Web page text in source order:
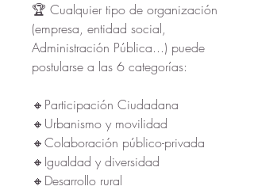
🏆 Cualquier tipo de organización
(empresa, entidad social,
Administración Pública...) puede
postularse a las 6 categorías:
🔸Participación Ciudadana
🔸Urbanismo y movilidad
🔸Colaboración público-privada
🔸Igualdad y diversidad
🔸Desarrollo rural